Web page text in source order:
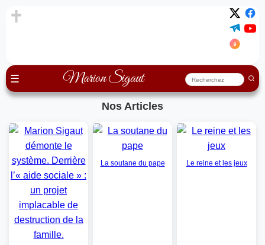
☰ Marion Sigaut
Nos Articles
La soutane du pape Le reine et les jeux